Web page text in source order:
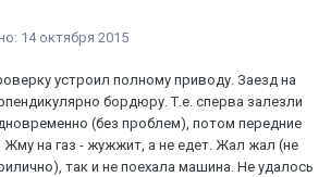
14 октября 2015
устроил полному приводу. Заезд на
бордюру. Т.е. сперва залезли
(без проблем), потом передние
Жму на газ - жужжит, а не едет. Жал жал (не
так и не поехала машина. Не удалось